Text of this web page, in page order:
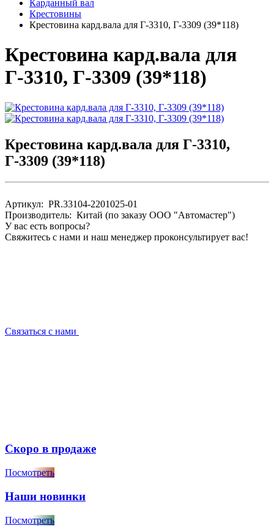
Карданный вал
Крестовины
Крестовина кард.вала для Г-3310, Г-3309 (39*118)
Крестовина кард.вала для
Г-3310, Г-3309 (39*118)
Крестовина кард.вала для Г-3310,
Г-3309 (39*118)
Артикул: PR.33104-2201025-01
Производитель: Китай (по заказу ООО "Автомастер")
У вас есть вопросы?
Свяжитесь с нами и наш менеджер проконсультирует вас!
Связаться с нами
Скоро в продаже
Посмотреть
Наши новинки
Посмотреть